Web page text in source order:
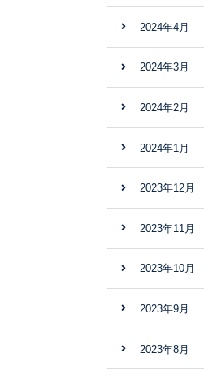
2024年4月
2024年3月
2024年2月
2024年1月
2023年12月
2023年11月
2023年10月
2023年9月
2023年8月